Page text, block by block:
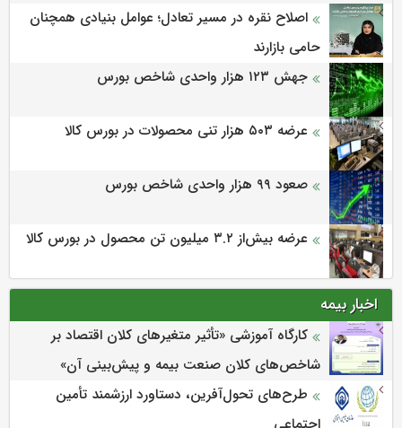
اصلاح نقره در مسیر تعادل؛ عوامل بنیادی همچنان
حامی بازارند
جهش ۱۲۳ هزار واحدی شاخص بورس
عرضه ۵۰۳ هزار تنی محصولات در بورس کالا
صعود ۹۹ هزار واحدی شاخص بورس
عرضه بیش‌از ۳.۲ میلیون تن محصول در بورس کالا
اخبار بیمه
كارگاه آموزشی «تأثیر متغیرهای كلان اقتصاد بر
شاخص‌های كلان صنعت بیمه و پیش‌بینی آن»
طرح‌های تحول‌آفرین، دستاورد ارزشمند تأمین